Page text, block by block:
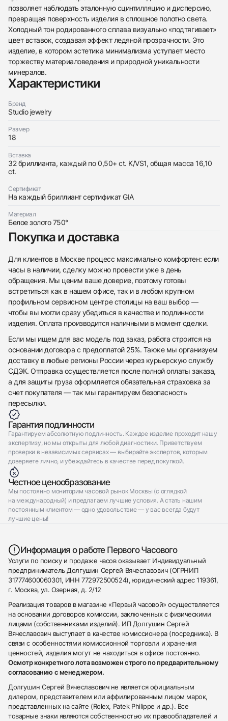
438
285
145
142
205
204
195
150
6
позволяет наблюдать эталонную сцинтилляцию и дисперсию,
превращая поверхность изделия в сплошное полотно света.
Холодный тон родированного сплава визуально «подтягивает»
цвет вставок, создавая эффект ледяной прозрачности. Это
изделие, в котором эстетика минимализма уступает место
торжеству материаловедения и природной уникальности
минералов.
Характеристики
Бренд
Studio jewelry
Размер
18
Вставка
32 бриллианта, каждый по 0,50+ ct. K/VS1, общая масса 16,10
ct.
Сертификат
На каждый бриллиант сертификат GIA
Материал
Белое золото 750°
Покупка и доставка
Для клиентов в Москве процесс максимально комфортен: если
часы в наличии, сделку можно провести уже в день
обращения. Мы ценим ваше доверие, поэтому готовы
встретиться как в нашем офисе, так и в любом крупном
профильном сервисном центре столицы на ваш выбор —
чтобы вы могли сразу убедиться в качестве и подлинности
изделия. Оплата производится наличными в момент сделки.
Если мы ищем для вас модель под заказ, работа строится на
основании договора с предоплатой 25%. Также мы организуем
доставку в любые регионы России через курьерскую службу
СДЭК. Отправка осуществляется после полной оплаты заказа,
а для защиты груза оформляется обязательная страховка за
счет покупателя — так мы гарантируем безопасность
пересылки.
Гарантия подлинности
Гарантируем абсолютную подлинность. Каждое изделие проходит нашу
экспертизу, но мы открыты для любой диагностики. Приветствуем
проверки в независимых сервисах — выбирайте экспертов, которым
доверяете лично, и убеждайтесь в качестве перед покупкой.
Честное ценообразование
Мы постоянно мониторим часовой рынок Москвы (с оглядкой
на международный) и предлагаем лучшие условия. А стать нашим
постоянным клиентом — одно удовольствие — у вас всегда будут
лучшие цены!
Информация о работе Первого Часового
Услуги по поиску и продаже часов оказывает Индивидуальный
предприниматель Долгушин Сергей Вячеславович (ОГРНИП
317774600060301, ИНН 772972500524), юридический адрес 119361,
г. Москва, ул. Озерная, д. 2/12
Реализация товаров в магазине «Первый часовой» осуществляется
на основании договоров комиссии, заключенных с физическими
лицами (собственниками изделий). ИП Долгушин Сергей
Вячеславович выступает в качестве комиссионера (посредника). В
связи с особенностями комиссионной торговли и хранения
ценностей, изделия могут не находиться в офисе постоянно.
Осмотр конкретного лота возможен строго по предварительному
согласованию с менеджером.
Долгушин Сергей Вячеславович не является официальным
дилером, представителем или аффилированным лицом марок,
представленных на сайте (Rolex, Patek Philippe и др.). Все
товарные знаки являются собственностью их правообладателей и
Купить эти часы
с вами
Studio jewelry
Браслет с бриллиантами 16,10 ct. K/Vs1
Отправить заявку
Трейд-ин часов
Оставьте ваши контактные данные и мы свяжемся
НовыеКоробка + Документы
$30,400
Отправить заявку